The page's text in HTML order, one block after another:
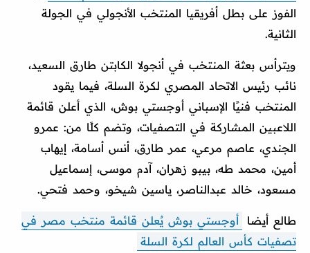
الفوز على بطل أفريقيا المنتخب الأنجولي في الجولة
الثانية.
ويترأس بعثة المنتخب في أنجولا الكابتن طارق السعيد،
نائب رئيس الاتحاد المصري لكرة السلة، فيما يقود
المنتخب فنيًا الإسباني أوجستي بوش، الذي أعلن قائمة
اللاعبين المشاركة في التصفيات، وتضم كلًا من: عمرو
الجندي، عاصم مرعي، عمر طارق، أنس أسامة، إيهاب
أمين، محمد طه، بيبو زهران، آدم موسى، إسماعيل
مسعود، خالد عبدالناصر، ياسين شيخو، وحمد فتحي.
طالع أيضا
أوجستي بوش يٌعلن قائمة منتخب مصر في
تصفيات كأس العالم لكرة السلة